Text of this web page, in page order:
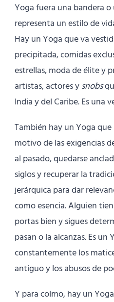
Yoga fuera una bandera
representa un estilo de
Hay un Yoga que va
precipitada, comidas
estrellas, moda de élite y
artistas, actores ysnobs
India y del Caribe. Es una
También hay un Yoga
motivo de las exigencias
al pasado, quedarse
siglos y recuperar la
jerárquica para dar
como esencia. Alguien
portas bien y sigues
pasan o la alcanzas. Es
constantemente los
antiguo y los abusos de
Y para colmo, hay un